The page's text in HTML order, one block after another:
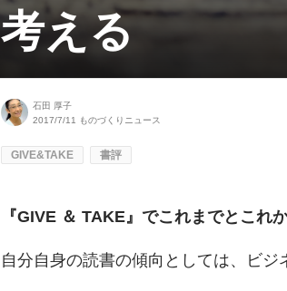
考える
石田 厚子
2017/7/11
ものづくりニュース
GIVE&TAKE 書評
『GIVE ＆ TAKE』でこれまでとこれ
自分自身の読書の傾向としては、ビジ